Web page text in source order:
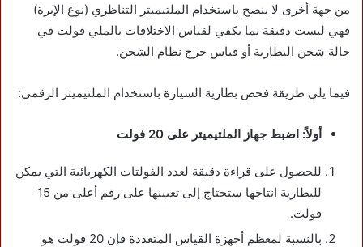
من جهة أخرى لا ينصح باستخدام الملتيميتر التناظري (نوع الإبرة)
فهي ليست دقيقة بما يكفي لقياس الاختلافات بالملي فولت في
حالة شحن البطارية أو قياس خرج نظام الشحن.
فيما يلي طريقة فحص بطارية السيارة باستخدام الملتيميتر الرقمي:
أولاً: اضبط جهاز الملتيميتر على 20 فولت
للحصول على قراءة دقيقة لعدد الفولتات الكهربائية التي يمكن
للبطارية انتاجها ستحتاج إلى تعيينها على رقم أعلى من 15
فولت.
بالنسبة لمعظم أجهزة القياس المتعددة فإن 20 فولت هو